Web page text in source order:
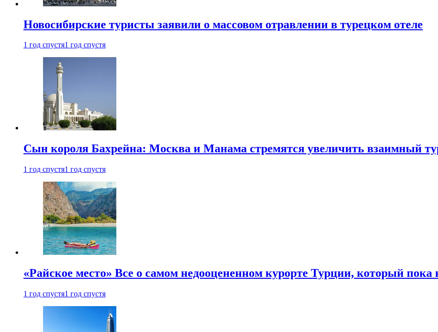
Новосибирские туристы заявили о массовом отравлении в турецком отеле
1 год спустя1 год спустя
Сын короля Бахрейна: Москва и Манама стремятся увеличить взаимный
1 год спустя1 год спустя
«Райское место» Все о самом недооцененном курорте Турции, который пока
1 год спустя1 год спустя